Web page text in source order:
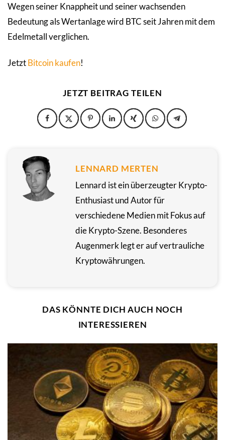
Wegen seiner Knappheit und seiner wachsenden
Bedeutung als Wertanlage wird BTC seit Jahren mit dem
Edelmetall verglichen.
JetztBitcoin kaufen!
JETZT BEITRAG TEILEN
LENNARD MERTEN
Lennard ist ein überzeugter Krypto-
Enthusiast und Autor für
verschiedene Medien mit Fokus auf
die Krypto-Szene. Besonderes
Augenmerk legt er auf vertrauliche
Kryptowährungen.
DAS KÖNNTE DICH AUCH NOCH
INTERESSIEREN